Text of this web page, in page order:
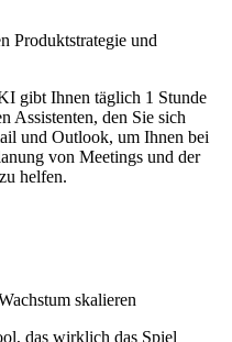
Produktstrategie und
gibt Ihnen täglich 1 Stunde
Assistenten, den Sie sich
und Outlook, um Ihnen bei
von Meetings und der
helfen.
skalieren
das wirklich das Spiel